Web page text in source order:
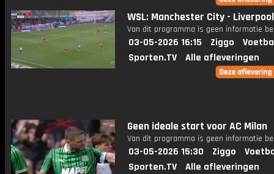
WSL: Manchester City - Liverpool
Van dit programma is geen informatie
03-05-2026 16:15 Ziggo
Sporten.TV
Alle afleveringen
Geen ideale start voor AC Milan
Van dit programma is geen informatie
03-05-2026 15:30 Ziggo
Sporten.TV
Alle afleveringen